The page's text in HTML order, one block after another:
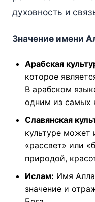
духовность и
Значение имени
Арабская
которое
В арабском
одним из самых
Славянская
культуре может
«рассвет» или
природой,
Ислам: Имя
значение и